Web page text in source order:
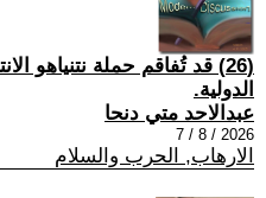
(26) قد تُفاقم حملة نتنياهو
الدولية.
عبدالاحد متي دنحا
2026 / 8 / 7
الارهاب, الحرب والسلام